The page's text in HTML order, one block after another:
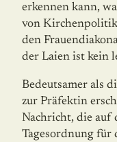
erkennen kann,
von
den
der Laien ist kein
Bedeutsamer als
zur Präfektin
Nachricht, die auf
Tagesordnung für